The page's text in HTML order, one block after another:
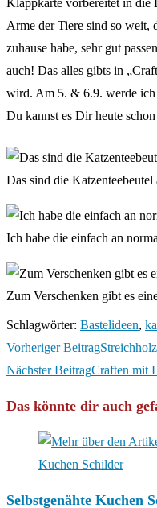
Arme der Tiere sind so weit,
zuhause habe, sehr gut
auch! Das alles gibts in
wird. Am 5. & 6.9. werde ich
Du kannst es Dir heute
Das sind die
Ich habe die einfach an
Zum Verschenken gibt es
Schlagwörter: Bastelideen,
Weitere
Artikel
Vorheriger Beitrag
Nächster BeitragCraften mit
Das könnte dir auch
Selbstgenähte Kuchen